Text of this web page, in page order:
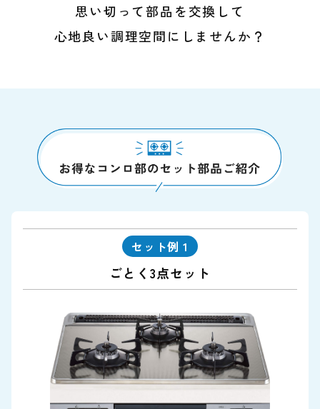
思い切って部品を交換して
心地良い調理空間にしませんか？
セット例 1
ごとく3点セット